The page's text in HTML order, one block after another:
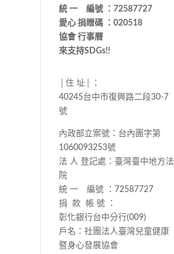
統 一 編號 ：72587727
愛心 捐贈碼 ：020518
協會 行事曆
來支持SDGs!!
│住 址│：
40245台中市復興路二段30-7
號
內政部立案號：台內團字第
1060093253號
法 人 登記處：臺灣臺中地方法
院
統 一 編號 ：72587727
捐 款 帳 號 ：
彰化銀行台中分行(009)
戶名：社團法人臺灣兒童健康
暨身心發展協會